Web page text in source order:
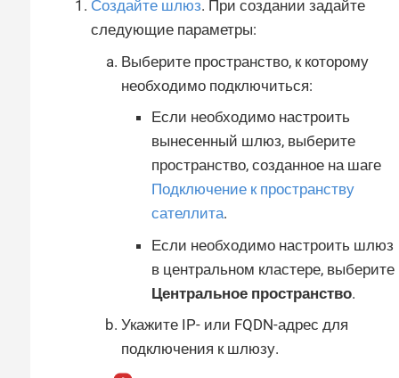
Создайте шлюз. При создании задайте
следующие параметры:
Выберите пространство, к которому
необходимо подключиться:
Если необходимо настроить
вынесенный шлюз, выберите
пространство, созданное на шаге
Подключение к пространству
сателлита.
Если необходимо настроить шлюз
в центральном кластере, выберите
Центральное пространство.
Укажите IP- или FQDN-адрес для
подключения к шлюзу.